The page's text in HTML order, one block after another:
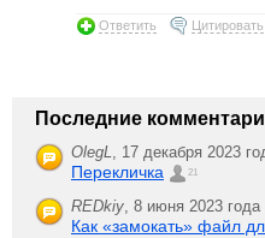
Ответить Цитировать
Последние
OlegL, 17 декабря 2023
Перекличка 21
REDkiy, 8 июня 2023
Как «замокать» файл